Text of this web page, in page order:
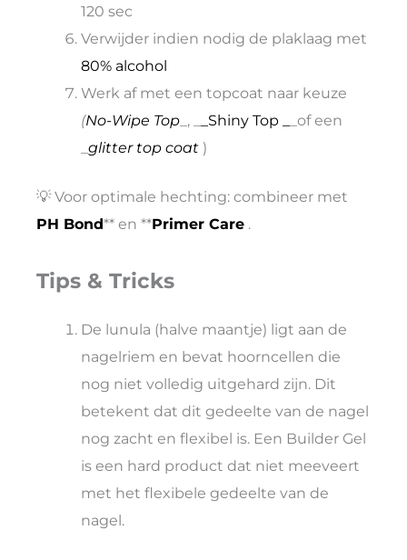
120 sec
Verwijder indien nodig de plaklaag met
80% alcohol
Werk af met een topcoat naar keuze
(No-Wipe Top _, _ _Shiny Top _
_of een
_glitter top coat )
💡 Voor optimale hechting: combineer met
PH Bond** en **Primer Care .
Tips & Tricks
De lunula (halve maantje) ligt aan de
nagelriem en bevat hoorncellen die
nog niet volledig uitgehard zijn. Dit
betekent dat dit gedeelte van de nagel
nog zacht en flexibel is. Een Builder Gel
is een hard product dat niet meeveert
met het flexibele gedeelte van de
nagel.